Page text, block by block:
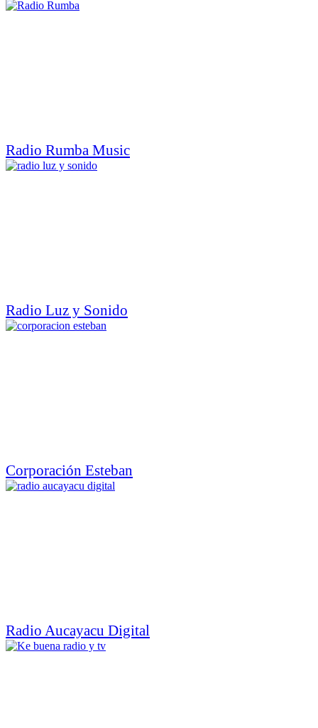
Radio Rumba Music
Radio Luz y Sonido
Corporación Esteban
Radio Aucayacu Digital